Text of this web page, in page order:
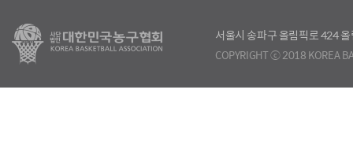
서울시 송파구 올림픽로 424
COPYRIGHT ⓒ 2018 KOREA